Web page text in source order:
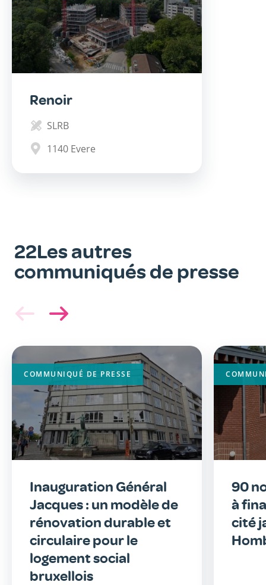
Renoir
SLRB
1140 Evere
22Les autres
communiqués de presse
Image
principale
Inauguration Général
Jacques : un modèle de
rénovation durable et
circulaire pour le
logement social
bruxellois
COMMUNIQUÉ DE PRESSE
Image
90
à
cité